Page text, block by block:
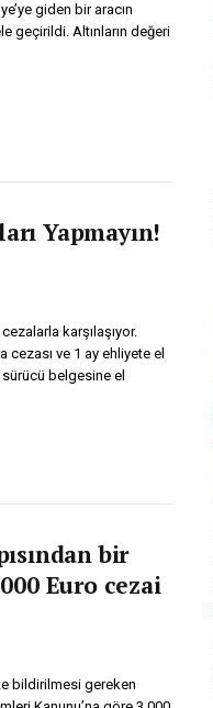
giden bir aracın
geçirildi. Altınların değeri
Yapmayın!
karşılaşıyor.
ve 1 ay ehliyete el
belgesine el
bir
Euro cezai
bildirilmesi gereken